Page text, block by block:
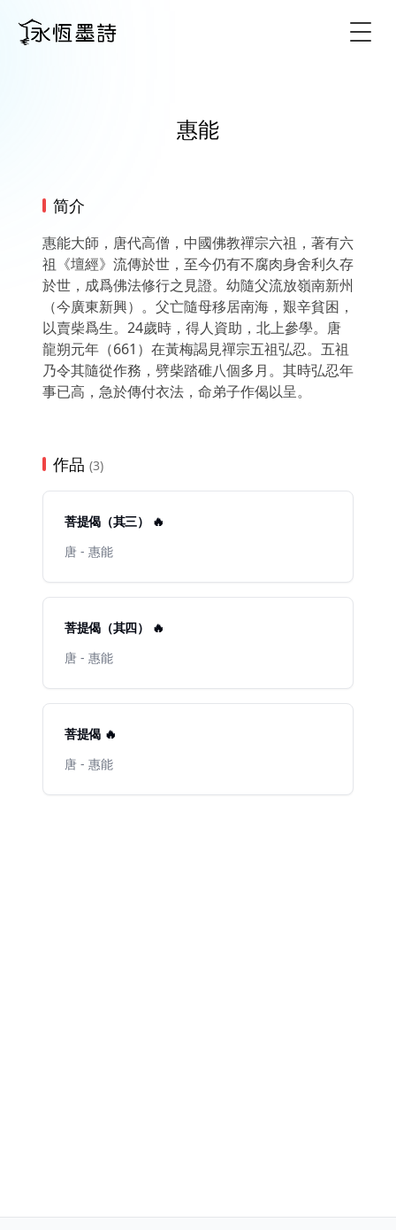
惠能
简介
惠能大師，唐代高僧，中國佛教禪宗六祖，著有六
祖《壇經》流傳於世，至今仍有不腐肉身舍利久存
於世，成爲佛法修行之見證。幼隨父流放嶺南新州
（今廣東新興）。父亡隨母移居南海，艱辛貧困，
以賣柴爲生。24歲時，得人資助，北上參學。唐
龍朔元年（661）在黃梅謁見禪宗五祖弘忍。五祖
乃令其隨從作務，劈柴踏碓八個多月。其時弘忍年
事已高，急於傳付衣法，命弟子作偈以呈。
作品 (3)
菩提偈（其三） 🔥
唐 - 惠能
菩提偈（其四） 🔥
唐 - 惠能
菩提偈 🔥
唐 - 惠能